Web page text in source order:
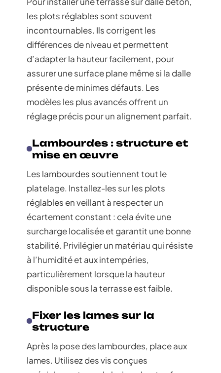
les plots réglables sont souvent
incontournables. Ils corrigent les
différences de niveau et permettent
d’adapter la hauteur facilement, pour
assurer une surface plane même si la dalle
présente de minimes défauts. Les
modèles les plus avancés offrent un
réglage précis pour un alignement parfait.
Lambourdes : structure et
mise en œuvre
Les lambourdes soutiennent tout le
platelage. Installez-les sur les plots
réglables en veillant à respecter un
écartement constant : cela évite une
surcharge localisée et garantit une bonne
stabilité. Privilégier un matériau qui résiste
à l’humidité et aux intempéries,
particulièrement lorsque la hauteur
disponible sous la terrasse est faible.
Fixer les lames sur la
structure
Après la pose des lambourdes, place aux
lames. Utilisez des vis conçues